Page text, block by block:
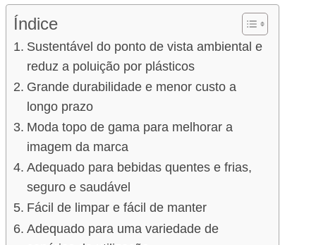
Índice
Sustentável do ponto de vista ambiental e
reduz a poluição por plásticos
Grande durabilidade e menor custo a
longo prazo
Moda topo de gama para melhorar a
imagem da marca
Adequado para bebidas quentes e frias,
seguro e saudável
Fácil de limpar e fácil de manter
Adequado para uma variedade de